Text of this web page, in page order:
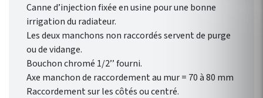
Canne d’injection fixée en usine pour une bonne
irrigation du radiateur.
Les deux manchons non raccordés servent de purge
ou de vidange.
Bouchon chromé 1/2’’ fourni.
Axe manchon de raccordement au mur = 70 à 80 mm
Raccordement sur les côtés ou centré.